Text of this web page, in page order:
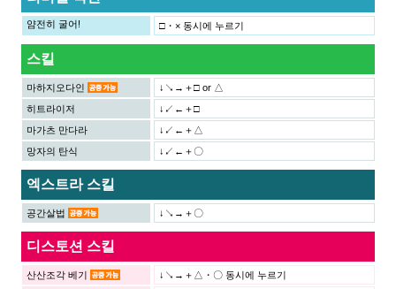
얌전히 굴어! □・× 동시에 누르기
스킬
마하지오다인
↓↘→＋□ or △
히트라이저
↓↙←＋□
마가츠 만다라
↓↙←＋△
망자의 탄식
↓↙←＋〇
엑스트라 스킬
공간살법 ↓↘→＋〇
디스토션 스킬
산산조각 베기
↓↘→＋△・〇 동시에 누르기